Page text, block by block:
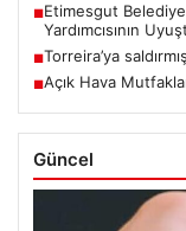
■Etimesgut
Yardımcısının
■Torreira’ya
■Açık Hava
Güncel